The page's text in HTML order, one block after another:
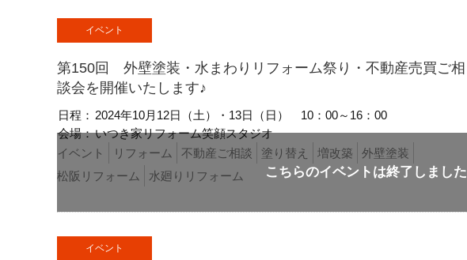
イベント
第150回 外壁塗装・水まわりリフォーム祭り・不動産売買ご相
談会を開催いたします♪
日程： 2024年10月12日（土）・13日（日）
10：00～16：00
会場：いつき家リフォーム笑顔スタジオ
イベント
リフォーム 不動産ご相談 塗り替え 増改築
外壁塗装
松阪リフォーム
水廻りリフォーム
イベント